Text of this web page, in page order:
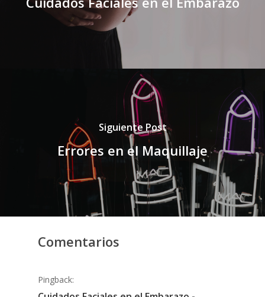
Siguiente Post
Errores en el Maquillaje
Comentarios
Pingback: